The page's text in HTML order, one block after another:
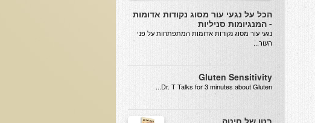
הכל על נגעי עור מסוג נקודות אדומות
- המנגיומות סניליות
נגעי עור מסוג נקודות אדומות המתפתחות על פני
העור...
Gluten Sensitivity
Dr. T Talks for 3 minutes about Gluten...
בטן של חיטה